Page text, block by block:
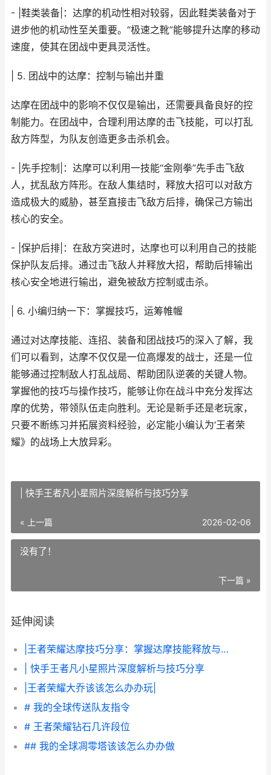
- |鞋类装备|：达摩的机动性相对较弱，因此鞋类装备对于
进步他的机动性至关重要。“极速之靴”能够提升达摩的移动
速度，使其在团战中更具灵活性。
| 5. 团战中的达摩：控制与输出并重
达摩在团战中的影响不仅仅是输出，还需要具备良好的控
制能力。在团战中，合理利用达摩的击飞技能，可以打乱
敌方阵型，为队友创造更多击杀机会。
- |先手控制|：达摩可以利用一技能“金刚拳”先手击飞敌
人，扰乱敌方阵形。在敌人集结时，释放大招可以对敌方
造成极大的威胁，甚至直接击飞敌方后排，确保己方输出
核心的安全。
- |保护后排|：在敌方突进时，达摩也可以利用自己的技能
保护队友后排。通过击飞敌人并释放大招，帮助后排输出
核心安全地进行输出，避免被敌方控制或击杀。
| 6. 小编归纳一下：掌握技巧，运筹帷幄
通过对达摩技能、连招、装备和团战技巧的深入了解，我
们可以看到，达摩不仅仅是一位高爆发的战士，还是一位
能够通过控制敌人打乱战局、帮助团队逆袭的关键人物。
掌握他的技巧与操作技巧，能够让你在战斗中充分发挥达
摩的优势，带领队伍走向胜利。无论是新手还是老玩家，
只要不断练习并拓展资料经验，必定能小编认为‘王者荣
耀》的战场上大放异彩。
| 快手王者凡小星照片深度解析与技巧分享
« 上一篇 2026-02-06
没有了！
下一篇 »
延伸阅读
|王者荣耀达摩技巧分享：掌握达摩技能释放与实战技巧，助你轻松翻盘|
| 快手王者凡小星照片深度解析与技巧分享
|王者荣耀大乔该该怎么办办玩|
# 我的全球传送队友指令
# 王者荣耀钻石几许段位
## 我的全球凋零塔该该怎么办办做